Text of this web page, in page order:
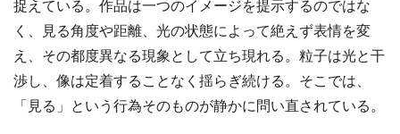
捉えている。作品は一つのイメージを提示するのではな
く、見る角度や距離、光の状態によって絶えず表情を変
え、その都度異なる現象として立ち現れる。粒子は光と干
渉し、像は定着することなく揺らぎ続ける。そこでは、
「見る」という行為そのものが静かに問い直されている。